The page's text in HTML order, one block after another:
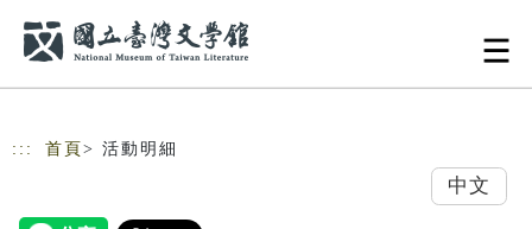
::: 首頁 > 活動明細
中文